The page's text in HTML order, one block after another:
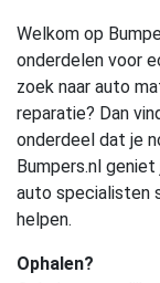
Welkom op
onderdelen voor
zoek naar auto
reparatie? Dan
onderdeel dat je
Bumpers.nl
auto specialisten
helpen.
Ophalen?